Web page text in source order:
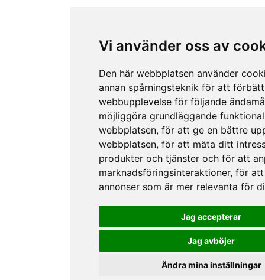
Vi använder oss av
Den här webbplatsen använder
annan spårningsteknik för att
webbupplevelse för följande
möjliggöra grundläggande
webbplatsen, för att ge en bättre
webbplatsen, för att mäta ditt
produkter och tjänster och för att
marknadsföringsinteraktioner, för att
annonser som är mer relevanta för
Jag accepterar
Jag avböjer
Ändra mina inställningar